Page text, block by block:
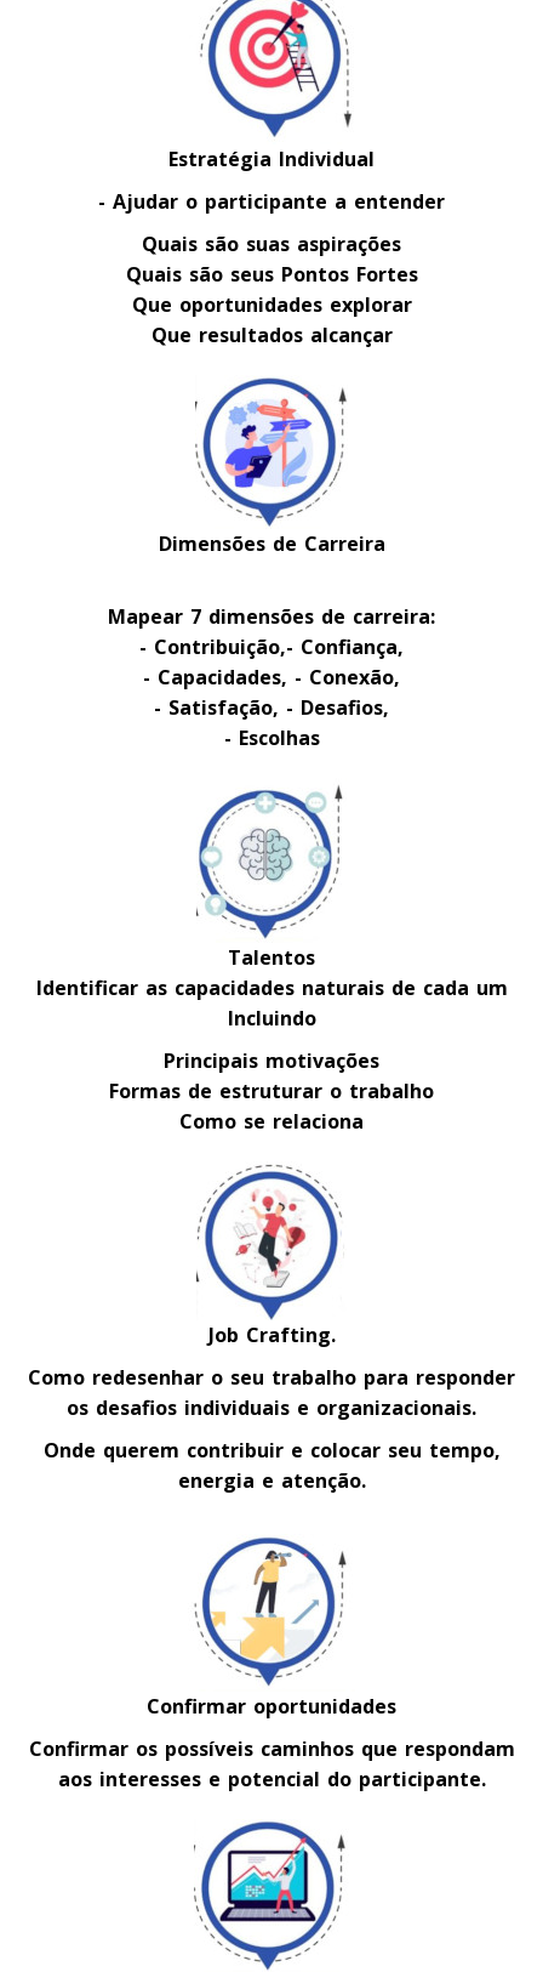
Estratégia Individual
- Ajudar o participante a entender
Quais são suas aspirações
Quais são seus Pontos Fortes
Que oportunidades explorar
Que resultados alcançar
Dimensões de Carreira
Mapear 7 dimensões de carreira:
- Contribuição,- Confiança,
- Capacidades, - Conexão,
- Satisfação, - Desafios,
- Escolhas
Talentos
Identificar as capacidades naturais de cada um
Incluindo
Principais motivações
Formas de estruturar o trabalho
Como se relaciona
Job Crafting.
Como redesenhar o seu trabalho para responder
os desafios individuais e organizacionais.
Onde querem contribuir e colocar seu tempo,
energia e atenção.
Confirmar oportunidades
Confirmar os possíveis caminhos que respondam
aos interesses e potencial do participante.